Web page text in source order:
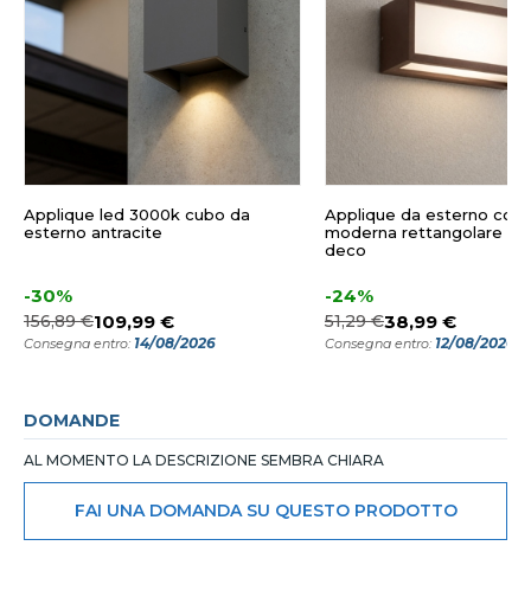
Applique led 3000k cubo da
esterno antracite
-30%
156,89 €109,99 €
Consegna entro: 14/08/2026
Applique da esterno
moderna rettangolare
deco
-24%
51,29 €38,99 €
Consegna entro: 12/08/2026
DOMANDE
AL MOMENTO LA DESCRIZIONE SEMBRA CHIARA
FAI UNA DOMANDA SU QUESTO PRODOTTO